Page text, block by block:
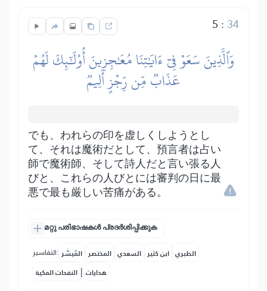
5 : 34
وَٱلَّذِينَ سَعَوۡ فِيٓ ءَايَٰتِنَا مُعَٰجِزِينَ أُوْلَٰٓئِكَ لَهُمۡ
عَذَابٞ مِّن رِّجۡزٍ أَلِيمٞ
でも、われらの印を虚しくしようとし
て、それは魔術だとして、預言者は占い
師で魔術師、そして詩人だと言い張る人
びと、これらの人びとには審判の日に最
悪で最も厳しい苦痛がある。
മറ്റു പരിഭാഷകൾ പ്രദർശിപ്പിക്കുക
التفاسير: المُيسَّر المختصر السعدي ابن كثير الطبري
النفحات المكية | هدايات